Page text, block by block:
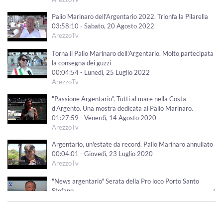
Palio Marinaro dell'Argentario 2022. Trionfa la Pilarella
03:58:10 - Sabato, 20 Agosto 2022
ArezzoTv
Torna il Palio Marinaro dell'Argentario. Molto partecipata
la consegna dei guzzi
00:04:54 - Lunedì, 25 Luglio 2022
ArezzoTv
"Passione Argentario". Tutti al mare nella Costa
d'Argento. Una mostra dedicata al Palio Marinaro.
01:27:59 - Venerdì, 14 Agosto 2020
ArezzoTv
Argentario, un'estate da record. Palio Marinaro annullato
00:04:01 - Giovedì, 23 Luglio 2020
ArezzoTv
"News argentario" Serata della Pro loco Porto Santo
Stefano
00:45:37 - Giovedì, 05 Settembre 2019